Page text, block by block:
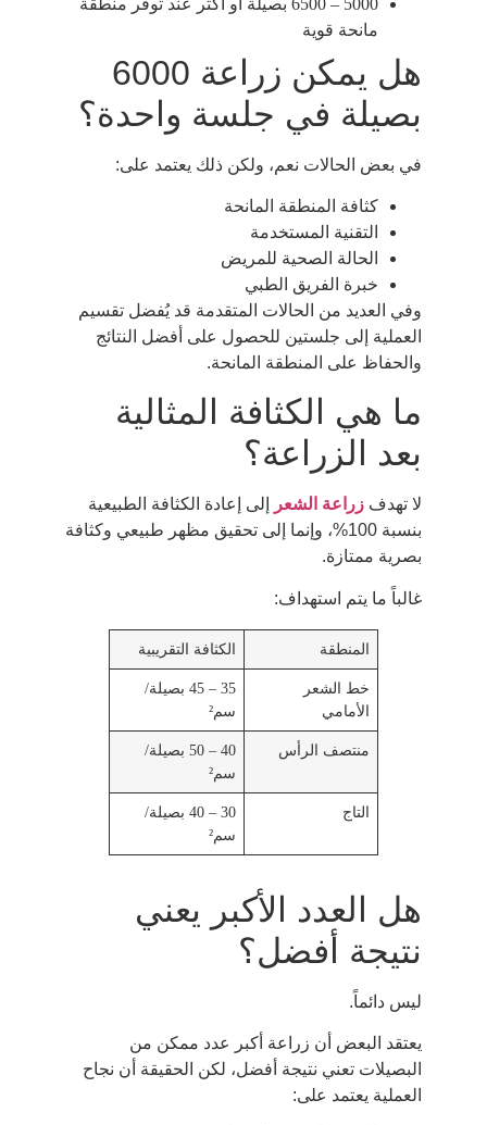
مانحة قوية
هل يمكن زراعة 6000
بصيلة في جلسة واحدة؟
في بعض الحالات نعم، ولكن ذلك يعتمد على:
كثافة المنطقة المانحة
التقنية المستخدمة
الحالة الصحية للمريض
خبرة الفريق الطبي
وفي العديد من الحالات المتقدمة قد يُفضل تقسيم
العملية إلى جلستين للحصول على أفضل النتائج
والحفاظ على المنطقة المانحة.
ما هي الكثافة المثالية
بعد الزراعة؟
لا تهدف زراعة الشعر
إلى إعادة الكثافة الطبيعية
بنسبة 100%، وإنما إلى تحقيق مظهر طبيعي وكثافة
بصرية ممتازة.
غالباً ما يتم استهداف:
المنطقة الكثافة التقريبية
خط الشعر
الأمامي
35 – 45 بصيلة/
سم²
منتصف الرأس
40 – 50 بصيلة/
سم²
التاج
30 – 40 بصيلة/
سم²
هل العدد الأكبر يعني
نتيجة أفضل؟
ليس دائماً.
يعتقد البعض أن زراعة أكبر عدد ممكن من
البصيلات تعني نتيجة أفضل، لكن الحقيقة أن نجاح
العملية يعتمد على: